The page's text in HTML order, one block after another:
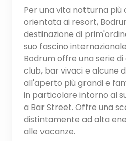
Per una vita notturna
orientata ai resort,
destinazione di
suo fascino
Bodrum offre una serie
club, bar vivaci e alcune
all'aperto più grandi e
in particolare intorno al
a Bar Street. Offre una
distintamente ad alta
alle vacanze.